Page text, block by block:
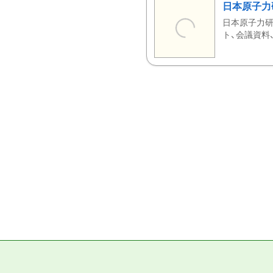
日本原子
日本原子力
ト、会議資